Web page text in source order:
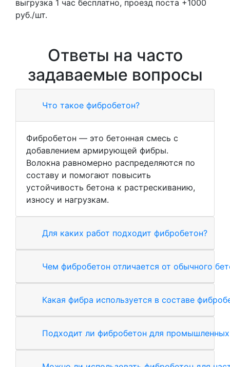
выгрузка 1 час бесплатно, проезд поста +1000
руб./шт.
Ответы на часто
задаваемые вопросы
Что такое фибробетон?
Фибробетон — это бетонная смесь с
добавлением армирующей фибры.
Волокна равномерно распределяются по
составу и помогают повысить
устойчивость бетона к растрескиванию,
износу и нагрузкам.
Для каких работ подходит фибробетон?
Чем фибробетон отличается от обычного
Какая фибра используется в составе
Подходит ли фибробетон для